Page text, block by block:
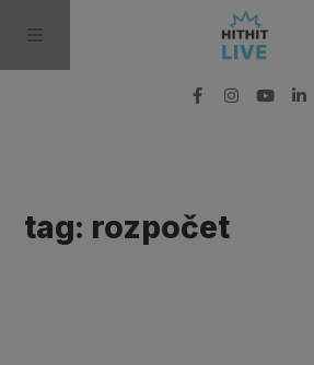
PODCAST
tag: rozpočet